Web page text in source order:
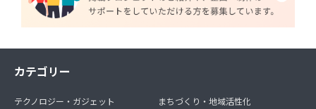
カテゴリー
テクノロジー・ガジェット
まちづくり・地域活性化